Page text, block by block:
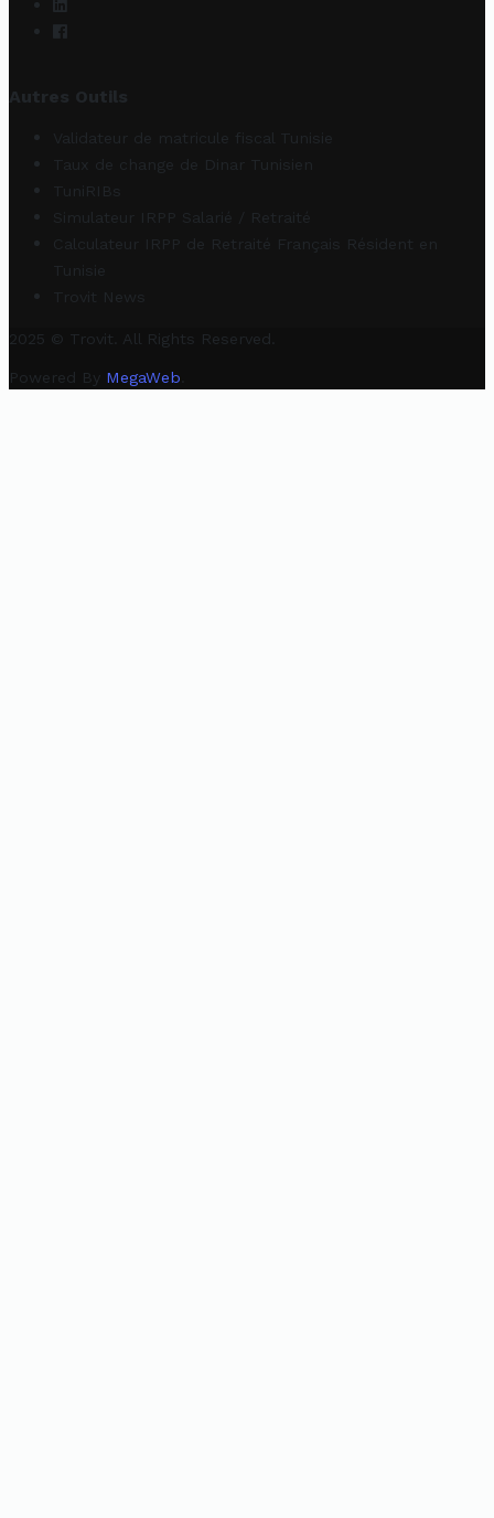
Autres Outils
Validateur de matricule fiscal Tunisie
Taux de change de Dinar Tunisien
TuniRIBs
Simulateur IRPP Salarié / Retraité
Calculateur IRPP de Retraité Français Résident en
Tunisie
Trovit News
2025 © Trovit. All Rights Reserved.
Powered By MegaWeb